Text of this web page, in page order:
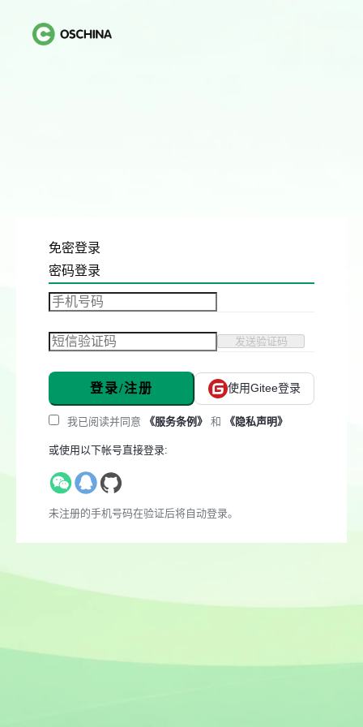
免密登录
密码登录
发送验证码
登录/注册 使用Gitee登录
我已阅读并同意 《服务条例》 和 《隐私声明》
或使用以下帐号直接登录:
未注册的手机号码在验证后将自动登录。